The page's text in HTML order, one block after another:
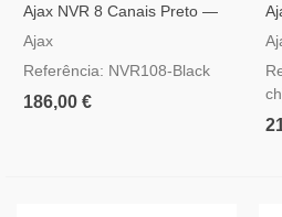
Ajax NVR 8 Canais Preto —
Gravador De Vídeo IP
Ajax
Referência: NVR108-Black
186,00 €